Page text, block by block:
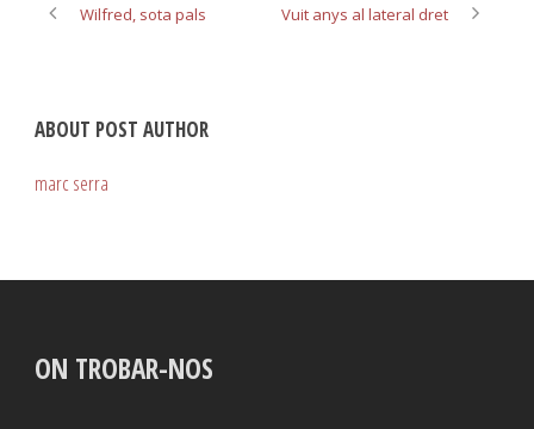
Wilfred, sota pals Vuit anys al lateral dret
ABOUT POST AUTHOR
marc serra
ON TROBAR-NOS